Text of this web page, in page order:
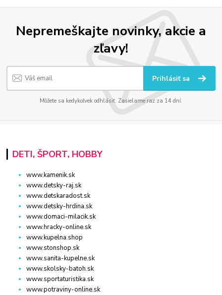
Nepremeškajte novinky, akcie a
zľavy!
Prihlásiť sa
Môžete sa kedykoľvek odhlásiť. Zasielame raz za 14 dní.
DETI, ŠPORT, HOBBY
www.kamenik.sk
www.detsky-raj.sk
www.detskaradost.sk
www.detsky-hrdina.sk
www.domaci-milacik.sk
www.hracky-online.sk
www.kupelna.shop
www.stonshop.sk
www.sanita-kupelne.sk
www.skolsky-batoh.sk
www.sportaturistika.sk
www.potraviny-online.sk